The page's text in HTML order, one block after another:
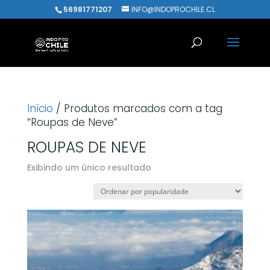
56981771207 INFO@INDOPROCHILE.CL
Início / Produtos marcados com a tag
“Roupas de Neve”
ROUPAS DE NEVE
Exibindo um único resultado